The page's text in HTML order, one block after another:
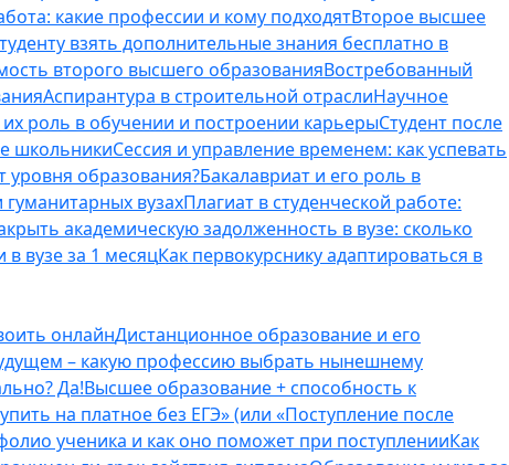
какие профессии и кому подходятВторое высшее
взять дополнительные знания бесплатно в
второго высшего образованияВостребованный
Аспирантура в строительной отраслиНаучное
роль в обучении и построении карьерыСтудент после
школьникиСессия и управление временем: как успевать
уровня образования?Бакалавриат и его роль в
вузахПлагиат в студенческой работе:
академическую задолженность в вузе: сколько
в вузе за 1 месяцКак первокурснику адаптироваться в
онлайнДистанционное образование и его
– какую профессию выбрать нынешнему
Да!Высшее образование + способность к
на платное без ЕГЭ» (или «Поступление после
ученика и как оно поможет при поступленииКак